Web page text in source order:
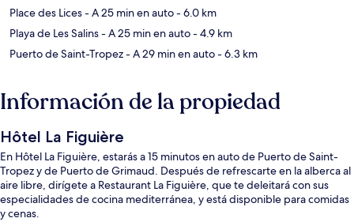
Place des Lices- A 25 min en auto- 6.0 km
Playa de Les Salins- A 25 min en auto- 4.9 km
Puerto de Saint-Tropez- A 29 min en auto- 6.3 km
Información de la propiedad
Hôtel La Figuière
En Hôtel La Figuière, estarás a 15 minutos en auto de Puerto de Saint-
Tropez y de Puerto de Grimaud. Después de refrescarte en la alberca al
aire libre, dirígete a Restaurant La Figuière, que te deleitará con sus
especialidades de cocina mediterránea, y está disponible para comidas
y cenas.